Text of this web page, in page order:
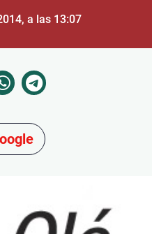
, a las 13:07